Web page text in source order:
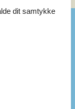
dit samtykke